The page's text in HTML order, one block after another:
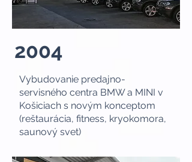
2004
Vybudovanie predajno-
servisného centra BMW a MINI v
Košiciach s novým konceptom
(reštaurácia, fitness, kryokomora,
saunový svet)